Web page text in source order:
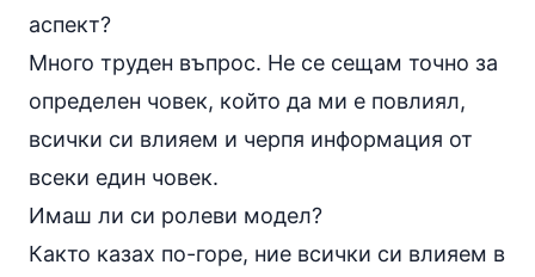
аспект?
Много труден въпрос. Не се сещам точно за
определен човек, който да ми е повлиял,
всички си влияем и черпя информация от
всеки един човек.
Имаш ли си ролеви модел?
Както казах по-горе, ние всички си влияем в